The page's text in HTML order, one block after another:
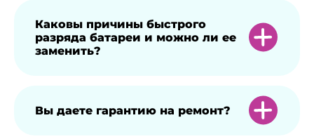
Смартфон может не заряжаться, если
неисправен адаптер питания, вышел из
попасть влага. Иногда процессу зарядки
мешает стороннее приложение. Кроме
Каковы причины быстрого
разряда батареи и можно ли ее
заменить?
Батарея быстро разряжается, если
Вы даете гарантию на ремонт?